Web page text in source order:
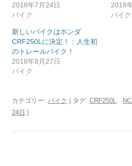
2018年7月24日
バイク
2018
バイク
新しいバイクはホンダ
CRF250Lに決定！：人生初
のトレールバイク！
2018年8月27日
バイク
カテゴリー: バイク | タグ: CRF250L、
24日